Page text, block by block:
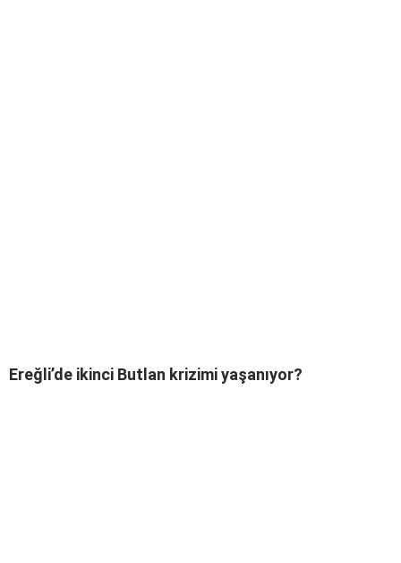
Ereğli’de ikinci Butlan krizimi yaşanıyor?